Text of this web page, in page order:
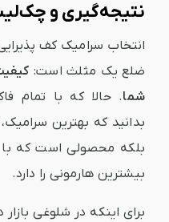
نتیجه‌گیری و
انتخاب سرامیک کف
ضلع یک مثلث است:
شما. حالا که با تمام
بدانید که بهترین
بلکه محصولی است که با
بیشترین هارمونی را دارد.
برای اینکه در شلوغی